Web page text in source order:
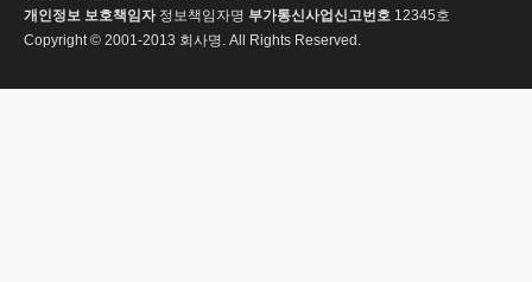
개인정보 보호책임자정보책임자명 부가통신사업신고번호 12345호
Copyright © 2001-2013 회사명. All Rights Reserved.